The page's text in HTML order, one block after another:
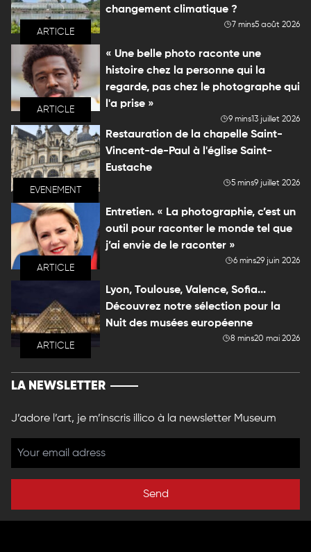
ARTICLE
changement climatique ?
7 mins5 août 2026
ARTICLE
« Une belle photo raconte une
histoire chez la personne qui la
regarde, pas chez le photographe qui
l'a prise »
9 mins13 juillet 2026
EVENEMENT
Restauration de la chapelle Saint-
Vincent-de-Paul à l'église Saint-
Eustache
5 mins9 juillet 2026
ARTICLE
Entretien. « La photographie, c’est un
outil pour raconter le monde tel que
j’ai envie de le raconter »
6 mins29 juin 2026
ARTICLE
Lyon, Toulouse, Valence, Sofia...
Découvrez notre sélection pour la
Nuit des musées européenne
8 mins20 mai 2026
LA NEWSLETTER
J’adore l’art, je m’inscris illico à la newsletter Museum
Send